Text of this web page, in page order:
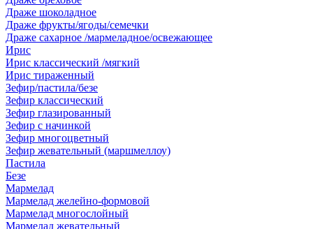
Драже шоколадное
Драже фрукты/ягоды/семечки
Драже сахарное /мармеладное/освежающее
Ирис
Ирис классический /мягкий
Ирис тираженный
Зефир/пастила/безе
Зефир классический
Зефир глазированный
Зефир с начинкой
Зефир многоцветный
Зефир жевательный (маршмеллоу)
Пастила
Безе
Мармелад
Мармелад желейно-формовой
Мармелад многослойный
Мармелад жевательный